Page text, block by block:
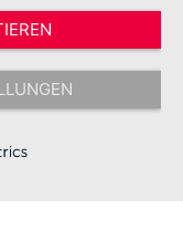
Versandkostenund ggf.
angegeben.
e.V. - Alle Rechte